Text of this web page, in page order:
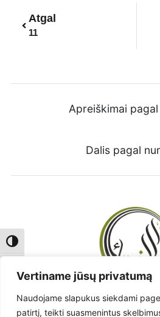
Vertiname jūsų privatumą
Naudojame slapukus siekdami
patirtį, teikti suasmenintus
Toggle High Contrast
Toggle Font size
Atgal
11
Apreiškimai
Dalis pagal
Radote klaidą? -